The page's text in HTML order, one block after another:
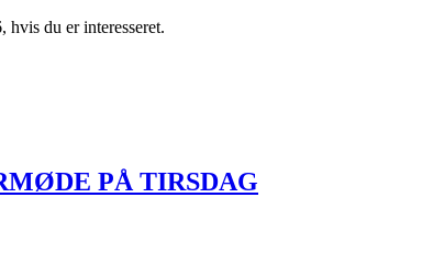
du er interesseret.
PÅ TIRSDAG